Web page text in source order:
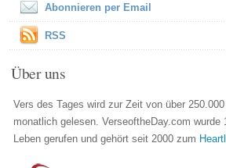
Abonnieren per Email
RSS
Über uns
Vers des Tages wird zur Zeit von über
monatlich gelesen. VerseoftheDay.com wurde
Leben gerufen und gehört seit 2000 zum